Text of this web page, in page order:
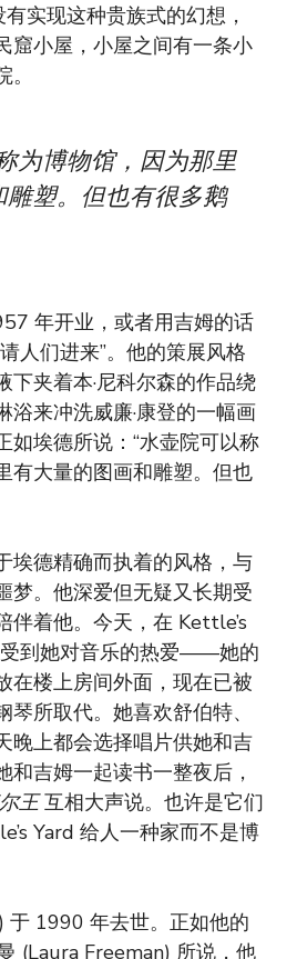
实现这种贵族式的幻想，
窟小屋，小屋之间有一条小
为博物馆，因为那里
塑。但也有很多鹅
年开业，或者用吉姆的话
人们进来”。他的策展风格
夹着本·尼科尔森的作品绕
浴来冲洗威廉·康登的一幅画
如埃德所说：“水壶院可以称
有大量的图画和雕塑。但也
埃德精确而执着的风格，与
梦。他深爱但无疑又长期受
伴着他。今天，在 Kettle’s
到她对音乐的热爱——她的
在楼上房间外面，现在已被
所取代。她喜欢舒伯特、
晚上都会选择唱片供她和吉
吉姆一起读书一整夜后，
王互相大声说。也许是它们
Yard 给人一种家而不是博
于 1990 年去世。正如他的
(Laura Freeman) 所说，他